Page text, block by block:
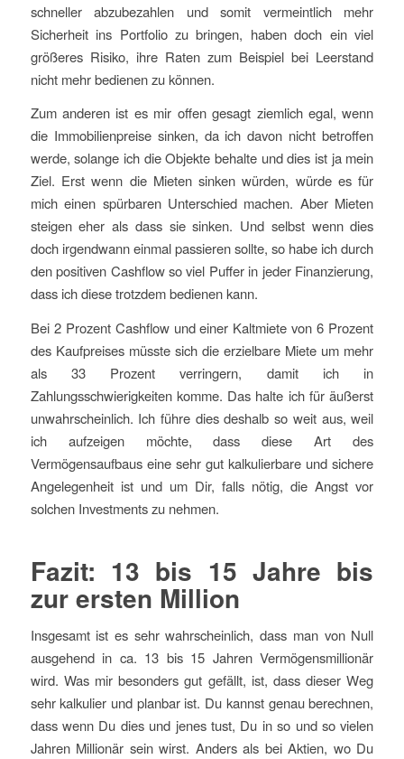
schneller abzubezahlen und somit vermeintlich mehr
Sicherheit ins Portfolio zu bringen, haben doch ein viel
größeres Risiko, ihre Raten zum Beispiel bei Leerstand
nicht mehr bedienen zu können.
Zum anderen ist es mir offen gesagt ziemlich egal, wenn
die Immobilienpreise sinken, da ich davon nicht betroffen
werde, solange ich die Objekte behalte und dies ist ja mein
Ziel. Erst wenn die Mieten sinken würden, würde es für
mich einen spürbaren Unterschied machen. Aber Mieten
steigen eher als dass sie sinken. Und selbst wenn dies
doch irgendwann einmal passieren sollte, so habe ich durch
den positiven Cashflow so viel Puffer in jeder Finanzierung,
dass ich diese trotzdem bedienen kann.
Bei 2 Prozent Cashflow und einer Kaltmiete von 6 Prozent
des Kaufpreises müsste sich die erzielbare Miete um mehr
als 33 Prozent verringern, damit ich in
Zahlungsschwierigkeiten komme. Das halte ich für äußerst
unwahrscheinlich. Ich führe dies deshalb so weit aus, weil
ich aufzeigen möchte, dass diese Art des
Vermögensaufbaus eine sehr gut kalkulierbare und sichere
Angelegenheit ist und um Dir, falls nötig, die Angst vor
solchen Investments zu nehmen.
Fazit: 13 bis 15 Jahre bis
zur ersten Million
Insgesamt ist es sehr wahrscheinlich, dass man von Null
ausgehend in ca. 13 bis 15 Jahren Vermögensmillionär
wird. Was mir besonders gut gefällt, ist, dass dieser Weg
sehr kalkulier und planbar ist. Du kannst genau berechnen,
dass wenn Du dies und jenes tust, Du in so und so vielen
Jahren Millionär sein wirst. Anders als bei Aktien, wo Du